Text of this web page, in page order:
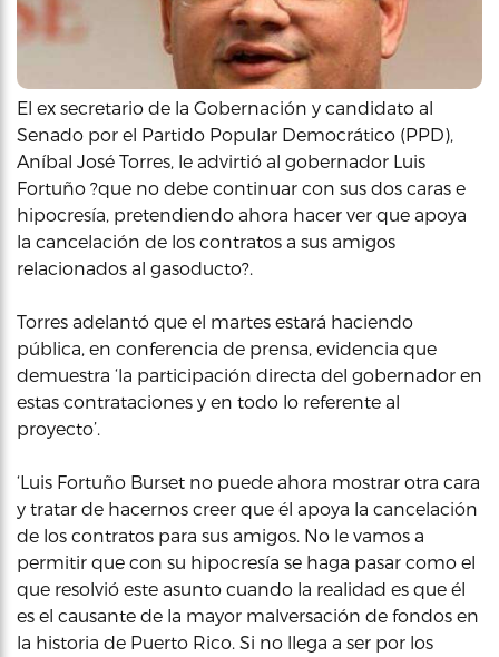
El ex secretario de la Gobernación y candidato al
Senado por el Partido Popular Democrático (PPD),
Aníbal José Torres, le advirtió al gobernador Luis
Fortuño ?que no debe continuar con sus dos caras e
hipocresía, pretendiendo ahora hacer ver que apoya
la cancelación de los contratos a sus amigos
relacionados al gasoducto?.
Torres adelantó que el martes estará haciendo
pública, en conferencia de prensa, evidencia que
demuestra ‘la participación directa del gobernador en
estas contrataciones y en todo lo referente al
proyecto’.
‘Luis Fortuño Burset no puede ahora mostrar otra cara
y tratar de hacernos creer que él apoya la cancelación
de los contratos para sus amigos. No le vamos a
permitir que con su hipocresía se haga pasar como el
que resolvió este asunto cuando la realidad es que él
es el causante de la mayor malversación de fondos en
la historia de Puerto Rico. Si no llega a ser por los